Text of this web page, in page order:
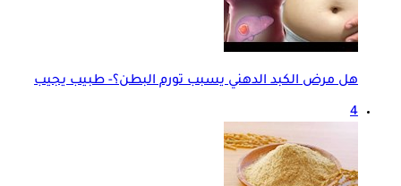
هل مرض الكبد الدهني يسبب تورم البطن؟- طبيب يجيب
4